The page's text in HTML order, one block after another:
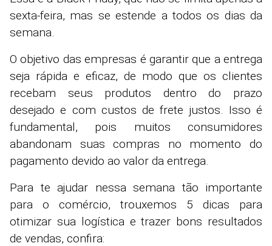
sexta-feira, mas se estende a todos os dias da
semana.
O objetivo das empresas é garantir que a entrega
seja rápida e eficaz, de modo que os clientes
recebam seus produtos dentro do prazo
desejado e com custos de frete justos. Isso é
fundamental, pois muitos consumidores
abandonam suas compras no momento do
pagamento devido ao valor da entrega.
Para te ajudar nessa semana tão importante
para o comércio, trouxemos 5 dicas para
otimizar sua logística e trazer bons resultados
de vendas, confira: